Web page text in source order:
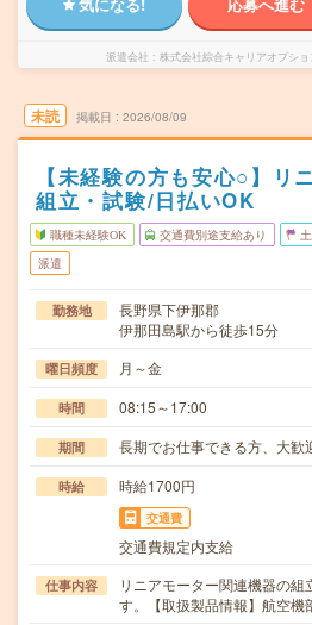
派遣会社 株式会社綜合キャリアオプシ
未読 掲載日 2026/08/09
【未経験の方も安心○】リ
組立・試験/日払いOK
職種未経験OK 交通費別途支給あり
派遣
勤務地
長野県下伊那郡
伊那田島駅から徒歩15分
曜日頻度 月～金
時間 08:15～17:00
期間 長期でお仕事できる方、大歓
時給 時給1700円
交通費
交通費規定内支給
仕事内容
リニアモーター関連機器の組
す。【取扱製品情報】航空